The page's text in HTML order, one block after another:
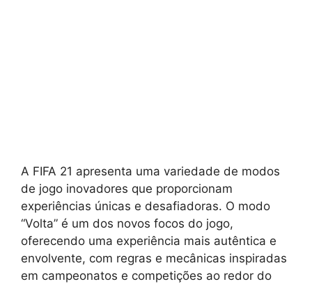
A FIFA 21 apresenta uma variedade de modos
de jogo inovadores que proporcionam
experiências únicas e desafiadoras. O modo
“Volta” é um dos novos focos do jogo,
oferecendo uma experiência mais autêntica e
envolvente, com regras e mecânicas inspiradas
em campeonatos e competições ao redor do